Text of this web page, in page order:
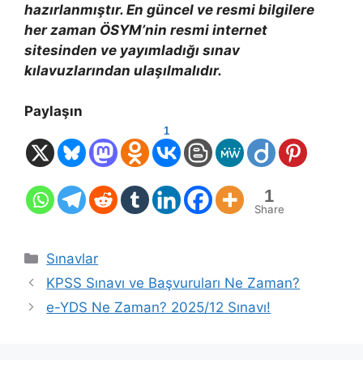
hazırlanmıştır. En güncel ve resmi bilgilere
her zaman ÖSYM’nin resmi internet
sitesinden ve yayımladığı sınav
kılavuzlarından ulaşılmalıdır.
Paylaşın
1
1
Share
Kategoriler
Sınavlar
KPSS Sınavı ve Başvuruları Ne Zaman?
e-YDS Ne Zaman? 2025/12 Sınavı!